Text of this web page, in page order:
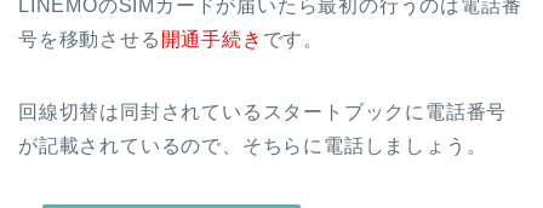
LINEMOのSIMカードが届いたら最初の行うのは電話番
号を移動させる 開通手続き です。
回線切替は同封されているスタートブックに電話番号
が記載されているので、そちらに電話しましょう。